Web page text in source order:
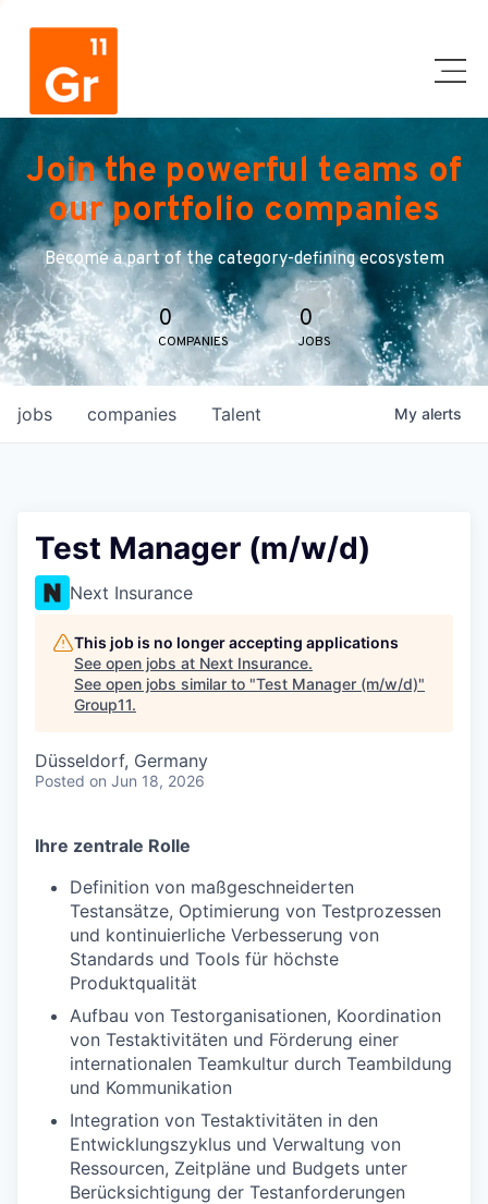
Join the powerful teams of
our portfolio companies
Become a part of the category-defining ecosystem
0
COMPANIES
0
JOBS
jobs companies Talent My alerts
Test Manager (m/w/d)
Next Insurance
This job is no longer accepting applications
See open jobs at Next Insurance.
See open jobs similar to "Test Manager (m/w/d)"
Group11.
Düsseldorf, Germany
Posted on Jun 18, 2026
Ihre zentrale Rolle
Definition von maßgeschneiderten
Testansätze, Optimierung von Testprozessen
und kontinuierliche Verbesserung von
Standards und Tools für höchste
Produktqualität
Aufbau von Testorganisationen, Koordination
von Testaktivitäten und Förderung einer
internationalen Teamkultur durch Teambildung
und Kommunikation
Integration von Testaktivitäten in den
Entwicklungszyklus und Verwaltung von
Ressourcen, Zeitpläne und Budgets unter
Berücksichtigung der Testanforderungen